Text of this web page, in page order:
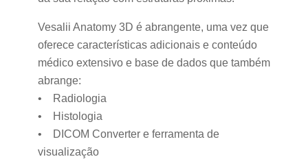
Vesalii Anatomy 3D é abrangente, uma vez que
oferece características adicionais e conteúdo
médico extensivo e base de dados que também
abrange:
• Radiologia
• Histologia
• DICOM Converter e ferramenta de
visualização